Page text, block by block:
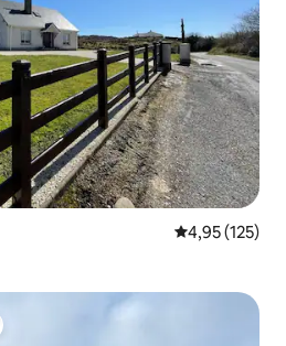
Gemiddelde
4,95 (125)